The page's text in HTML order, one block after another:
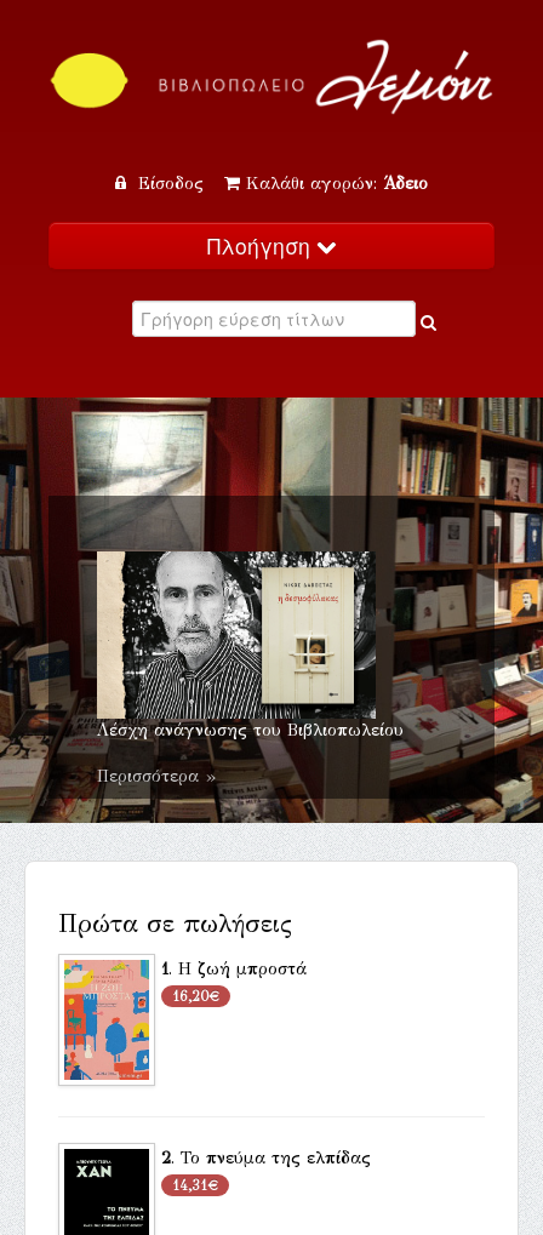
Είσοδος Καλάθι αγορών: Άδειο
Πλοήγηση
Κατάλογος
Εκδηλώσεις
Επικοινωνία
Λέσχη ανάγνωσης του Βιβλιοπωλείου
Περισσότερα »
Πρώτα σε πωλήσεις
1. Η ζωή μπροστά
16,20€
2. Το πνεύμα της ελπίδας
14,31€